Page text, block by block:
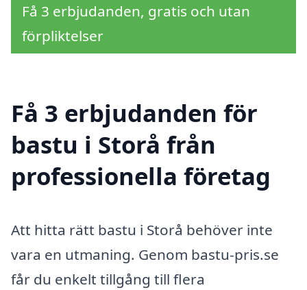
Få 3 erbjudanden, gratis och utan
förpliktelser
Få 3 erbjudanden för
bastu i Storå från
professionella företag
Att hitta rätt bastu i Storå behöver inte
vara en utmaning. Genom bastu-pris.se
får du enkelt tillgång till flera